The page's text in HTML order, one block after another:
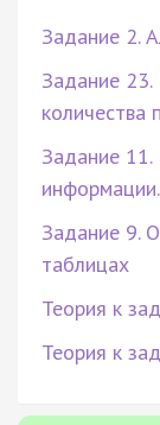
Задание 2.
Задание
количества
Задание 11.
информации.
Задание 9.
таблицах
Теория к
Теория к